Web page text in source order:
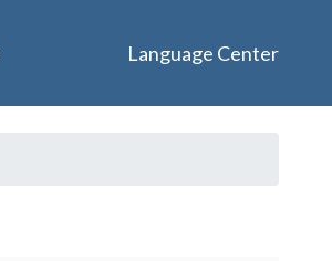
Language Center